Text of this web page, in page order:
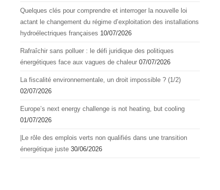
Quelques clés pour comprendre et interroger la nouvelle loi
actant le changement du régime d’exploitation des installations
hydroélectriques françaises 10/07/2026
Rafraîchir sans polluer : le défi juridique des politiques
énergétiques face aux vagues de chaleur 07/07/2026
La fiscalité environnementale, un droit impossible ? (1/2)
02/07/2026
Europe’s next energy challenge is not heating, but cooling
01/07/2026
|Le rôle des emplois verts non qualifiés dans une transition
énergétique juste 30/06/2026